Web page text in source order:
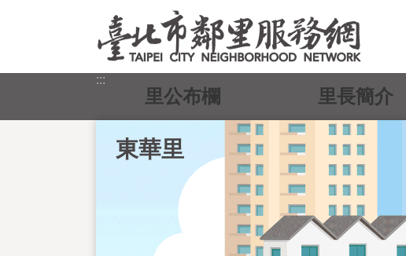
:::
東華里
里公布欄 里長簡介